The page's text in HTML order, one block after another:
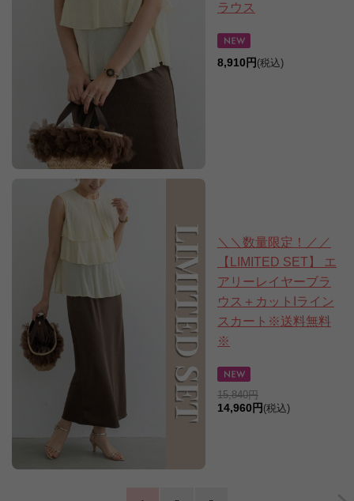
ラウス
8,910円 (税込)
＼＼数量限定！／／
【LIMITED SET】 エ
アリーレイヤーブラ
ウス＋カットIライン
スカート※送料無料
※
15,840円
14,960円 (税込)